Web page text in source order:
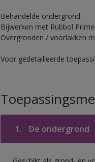
Behandelde ondergrond.
Bijwerken met Rubbol
Overgronden / voorlakken
Voor gedetailleerde
1. De ondergrond